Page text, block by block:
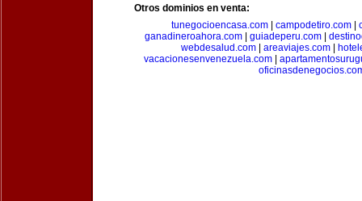
Otros dominios en venta:
tunegocioencasa.com| campodetiro.com|
ganadineroahora.com
guiadeperu.com
webdesalud.com
areaviajes.com
vacacionesenvenezuela.com|